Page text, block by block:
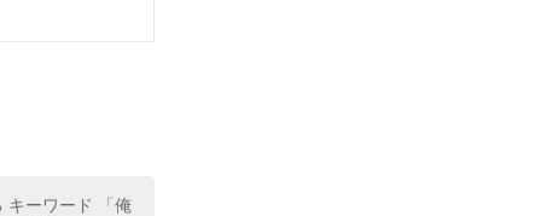
居まで提案
キーワード 「俺